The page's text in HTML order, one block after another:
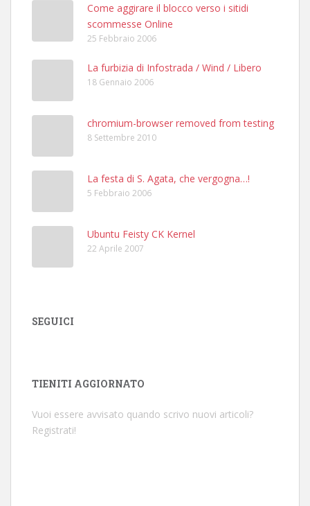
Come aggirare il blocco verso i sitidi
scommesse Online
25 Febbraio 2006
La furbizia di Infostrada / Wind / Libero
18 Gennaio 2006
chromium-browser removed from testing
8 Settembre 2010
La festa di S. Agata, che vergogna…!
5 Febbraio 2006
Ubuntu Feisty CK Kernel
22 Aprile 2007
SEGUICI
TIENITI AGGIORNATO
Vuoi essere avvisato quando scrivo nuovi articoli?
Registrati!